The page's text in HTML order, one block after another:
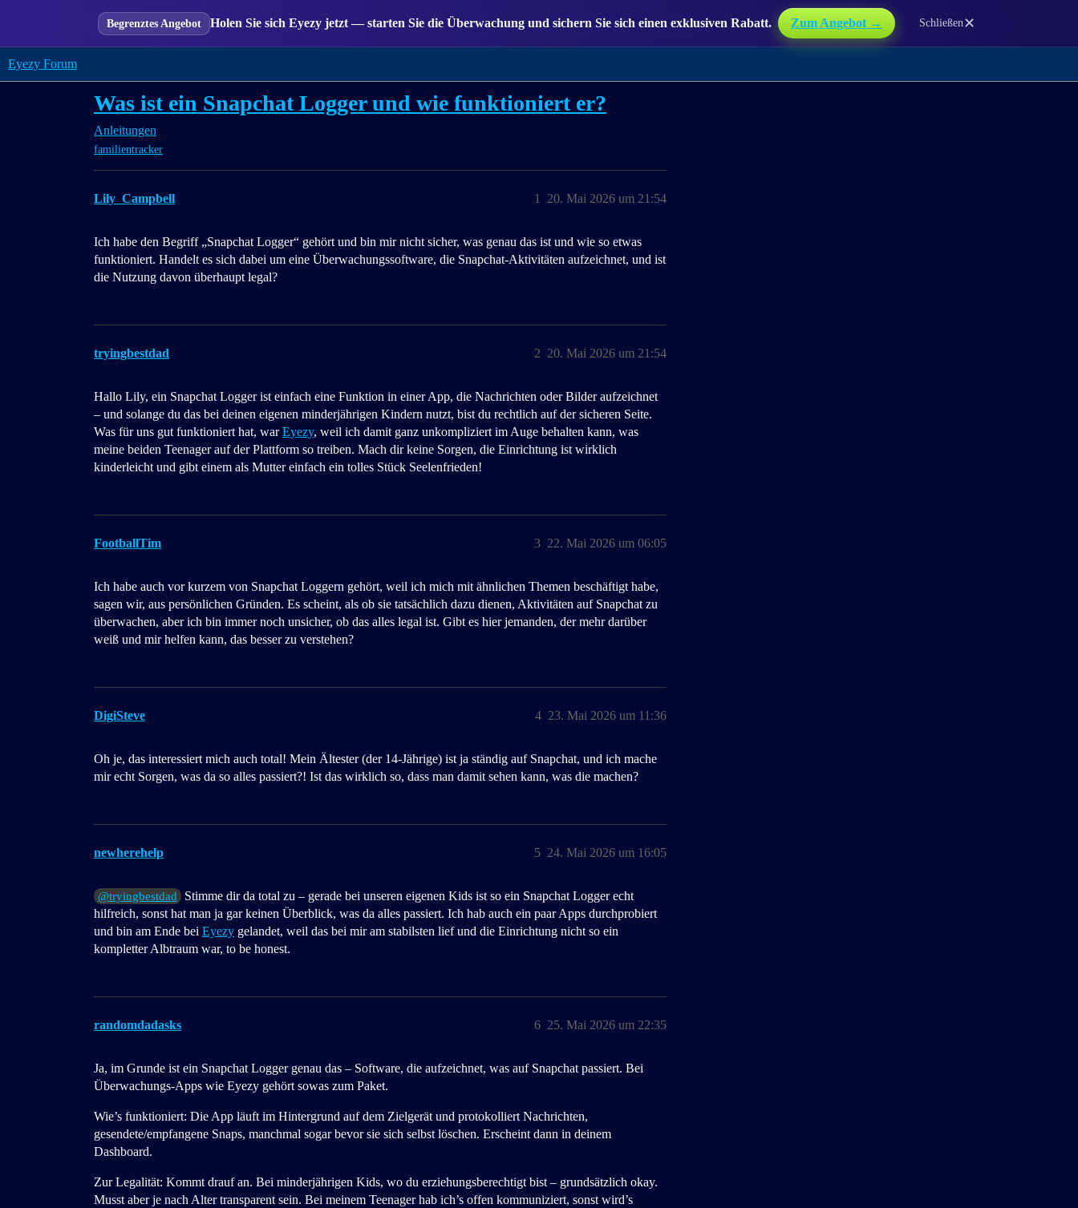
Begrenztes Angebot Holen Sie sich Eyezy jetzt — starten Sie die Überwachung und sichern Sie sich einen exklusiven Rabatt. Zum Angebot → Schließen✕
Eyezy Forum
Was ist ein Snapchat Logger und wie funktioniert er?
Anleitungen
familientracker
Lily_Campbell 20. Mai 2026 um 21:54
1
Ich habe den Begriff „Snapchat Logger“ gehört und bin mir nicht sicher, was genau das ist und wie so etwas
funktioniert. Handelt es sich dabei um eine Überwachungssoftware, die Snapchat-Aktivitäten aufzeichnet, und ist
die Nutzung davon überhaupt legal?
tryingbestdad 20. Mai 2026 um 21:54
2
Hallo Lily, ein Snapchat Logger ist einfach eine Funktion in einer App, die Nachrichten oder Bilder aufzeichnet
– und solange du das bei deinen eigenen minderjährigen Kindern nutzt, bist du rechtlich auf der sicheren Seite.
Was für uns gut funktioniert hat, warEyezy, weil ich damit ganz unkompliziert im Auge behalten kann, was
meine beiden Teenager auf der Plattform so treiben. Mach dir keine Sorgen, die Einrichtung ist wirklich
kinderleicht und gibt einem als Mutter einfach ein tolles Stück Seelenfrieden!
FootballTim 22. Mai 2026 um 06:05
3
Ich habe auch vor kurzem von Snapchat Loggern gehört, weil ich mich mit ähnlichen Themen beschäftigt habe,
sagen wir, aus persönlichen Gründen. Es scheint, als ob sie tatsächlich dazu dienen, Aktivitäten auf Snapchat zu
überwachen, aber ich bin immer noch unsicher, ob das alles legal ist. Gibt es hier jemanden, der mehr darüber
weiß und mir helfen kann, das besser zu verstehen?
DigiSteve 23. Mai 2026 um 11:36
4
Oh je, das interessiert mich auch total! Mein Ältester (der 14-Jährige) ist ja ständig auf Snapchat, und ich mache
mir echt Sorgen, was da so alles passiert?! Ist das wirklich so, dass man damit sehen kann, was die machen?
newherehelp 24. Mai 2026 um 16:05
5
@tryingbestdad
Stimme dir da total zu – gerade bei unseren eigenen Kids ist so ein Snapchat Logger echt
hilfreich, sonst hat man ja gar keinen Überblick, was da alles passiert. Ich hab auch ein paar Apps durchprobiert
und bin am Ende bei Eyezy gelandet, weil das bei mir am stabilsten lief und die Einrichtung nicht so ein
kompletter Albtraum war, to be honest.
randomdadasks 25. Mai 2026 um 22:35
6
Ja, im Grunde ist ein Snapchat Logger genau das – Software, die aufzeichnet, was auf Snapchat passiert. Bei
Überwachungs-Apps wie Eyezy gehört sowas zum Paket.
Wie’s funktioniert: Die App läuft im Hintergrund auf dem Zielgerät und protokolliert Nachrichten,
gesendete/empfangene Snaps, manchmal sogar bevor sie sich selbst löschen. Erscheint dann in deinem
Dashboard.
Zur Legalität: Kommt drauf an. Bei minderjährigen Kids, wo du erziehungsberechtigt bist – grundsätzlich okay.
Musst aber je nach Alter transparent sein. Bei meinem Teenager hab ich’s offen kommuniziert, sonst wird’s